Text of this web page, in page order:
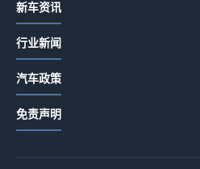
新车资讯
行业新闻
汽车政策
免责声明